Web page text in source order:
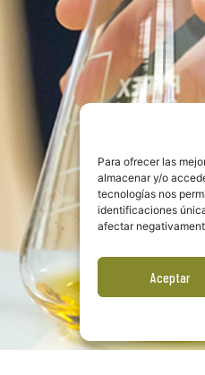
Para ofrecer las
almacenar y/o
tecnologías nos
identificaciones
afectar
Aceptar